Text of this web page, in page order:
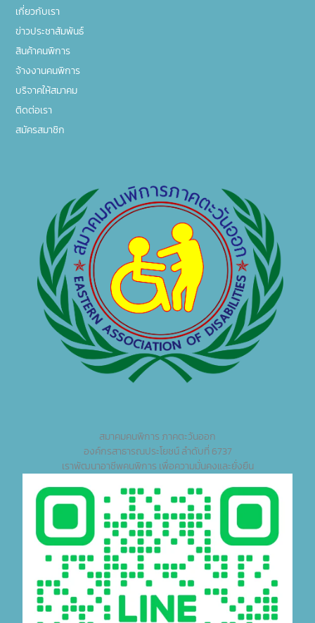
สมาคมคนพิการ ภาคตะวันออก
องค์กรสาธารณประโยชน์ ลำดับที่ 6737
เราพัฒนาอาชีพคนพิการ เพื่อความมั่นคงและยั่งยืน
เกี่ยวกับเรา
ข่าวประชาสัมพันธ์
สินค้าคนพิการ
จ้างงานคนพิการ
บริจาคให้สมาคม
ติดต่อเรา
สมัครสมาชิก